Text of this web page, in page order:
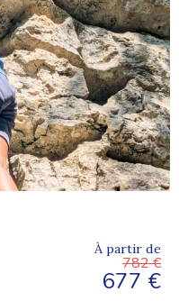
À partir de
782 €
677 €